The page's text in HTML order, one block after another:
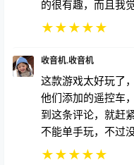
★★★★ ★
这款游戏太好玩了
他们添加的遥控车
到这条评论，就赶
不能单手玩，不过
★★★★★